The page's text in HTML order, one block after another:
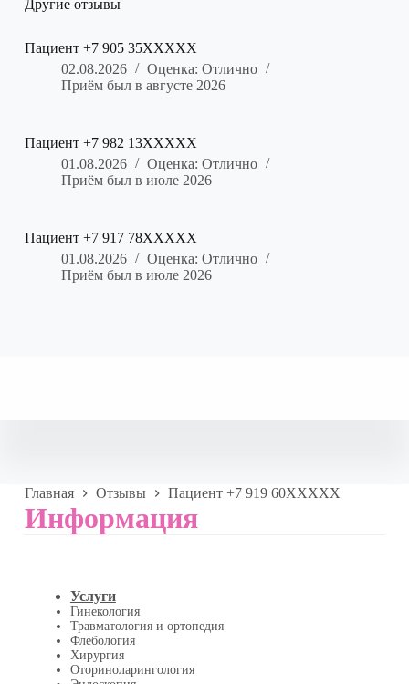
Другие отзывы
Пациент +7 905 35XXXXX
02.08.2026
Оценка: Отлично
Приём был в августе 2026
Пациент +7 982 13XXXXX
01.08.2026
Оценка: Отлично
Приём был в июле 2026
Пациент +7 917 78XXXXX
01.08.2026
Оценка: Отлично
Приём был в июле 2026
Главная Отзывы Пациент +7 919 60XXXXX
Информация
Услуги
Гинекология
Травматология и ортопедия
Флебология
Хирургия
Оториноларингология